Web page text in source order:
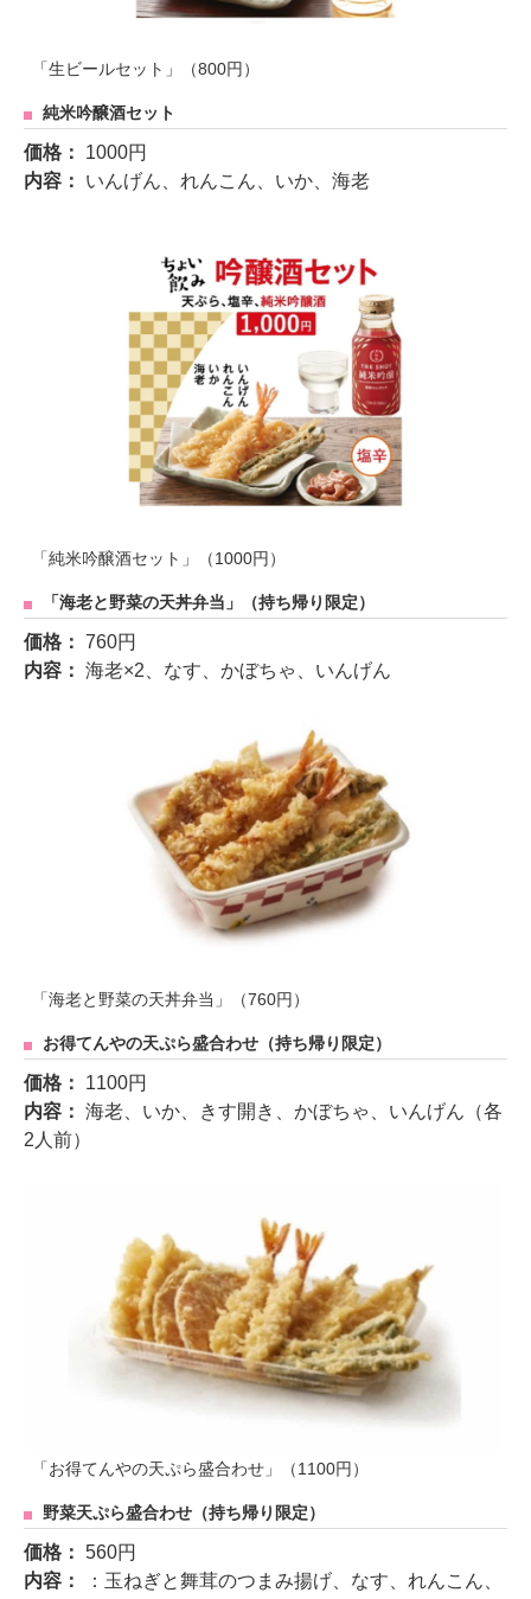
「生ビールセット」（800円）
純米吟醸酒セット
価格： 1000円
内容： いんげん、れんこん、いか、海老
「純米吟醸酒セット」（1000円）
「海老と野菜の天丼弁当」（持ち帰り限定）
価格： 760円
内容： 海老×2、なす、かぼちゃ、いんげん
「海老と野菜の天丼弁当」（760円）
お得てんやの天ぷら盛合わせ（持ち帰り限定）
価格： 1100円
内容： 海老、いか、きす開き、かぼちゃ、いんげん（各
2人前）
「お得てんやの天ぷら盛合わせ」（1100円）
野菜天ぷら盛合わせ（持ち帰り限定）
価格： 560円
内容：
：玉ねぎと舞茸のつまみ揚げ、なす、れんこん、